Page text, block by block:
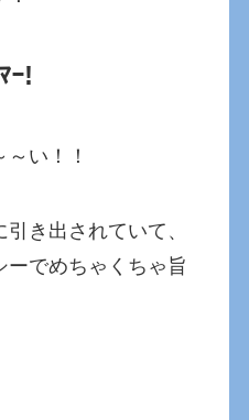
ｰ!
い！！
き出されていて、
ーでめちゃくちゃ旨